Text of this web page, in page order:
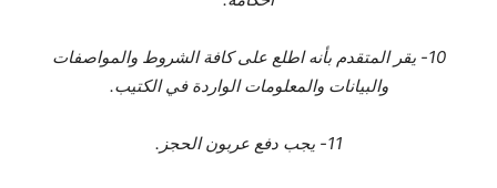
10- يقر المتقدم بأنه اطلع على كافة الشروط والمواصفات
والبيانات والمعلومات الواردة في الكتيب.
11- يجب دفع عربون الحجز.